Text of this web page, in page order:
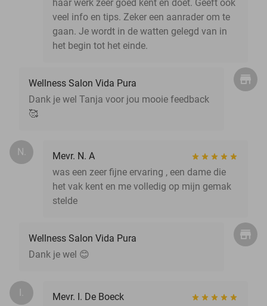
haar werk zeer goed kent en doet. Geeft ook
veel info en tips. Zeker een aanrader om te
gaan. Je wordt in de watten gelegd van in
het begin tot het einde.
Wellness Salon Vida Pura
Dank je wel Tanja voor jou mooie feedback
🥰
N.
Mevr. N. A
was een zeer fijne ervaring , een dame die
het vak kent en me volledig op mijn gemak
stelde
Wellness Salon Vida Pura
Dank je wel 😊
I.
Mevr. I. De Boeck